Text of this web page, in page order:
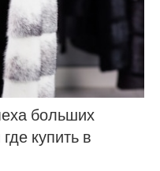
больших
купить в